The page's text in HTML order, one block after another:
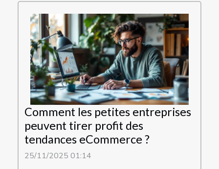
Comment les petites entreprises
peuvent tirer profit des
tendances eCommerce ?
25/11/2025 01:14